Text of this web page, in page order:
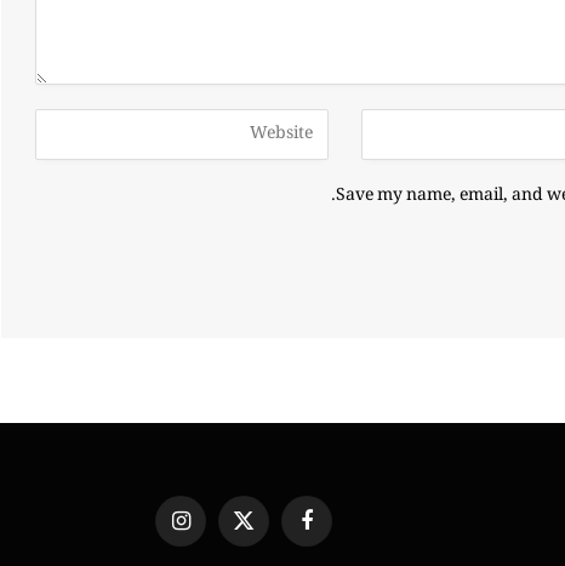
Save my name, email, and
Facebook
X
(Twitter)
Instagram